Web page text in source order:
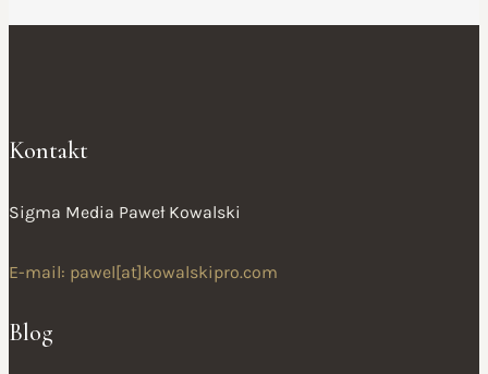
Kontakt
Sigma Media Paweł Kowalski
E-mail: pawel[at]kowalskipro.com
Blog